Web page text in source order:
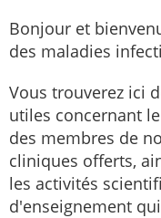
Bonjour et
des maladies
Vous trouverez ici
utiles concernant
des membres de
cliniques offerts,
les activités
d'enseignement